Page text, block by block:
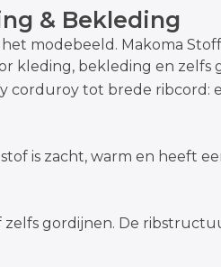
& Bekleding
modebeeld. Makoma
kleding, bekleding en zelfs
corduroy tot brede ribcord:
is zacht, warm en heeft
zelfs gordijnen. De